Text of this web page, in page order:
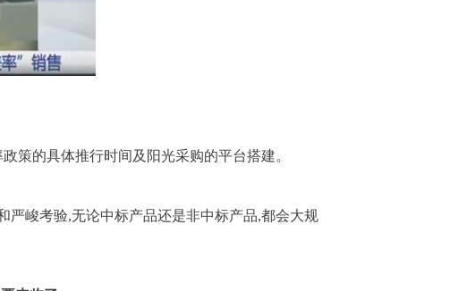
策的具体推行时间及阳光采购的平台搭建。
严峻考验,无论中标产品还是非中标产品,都会大规